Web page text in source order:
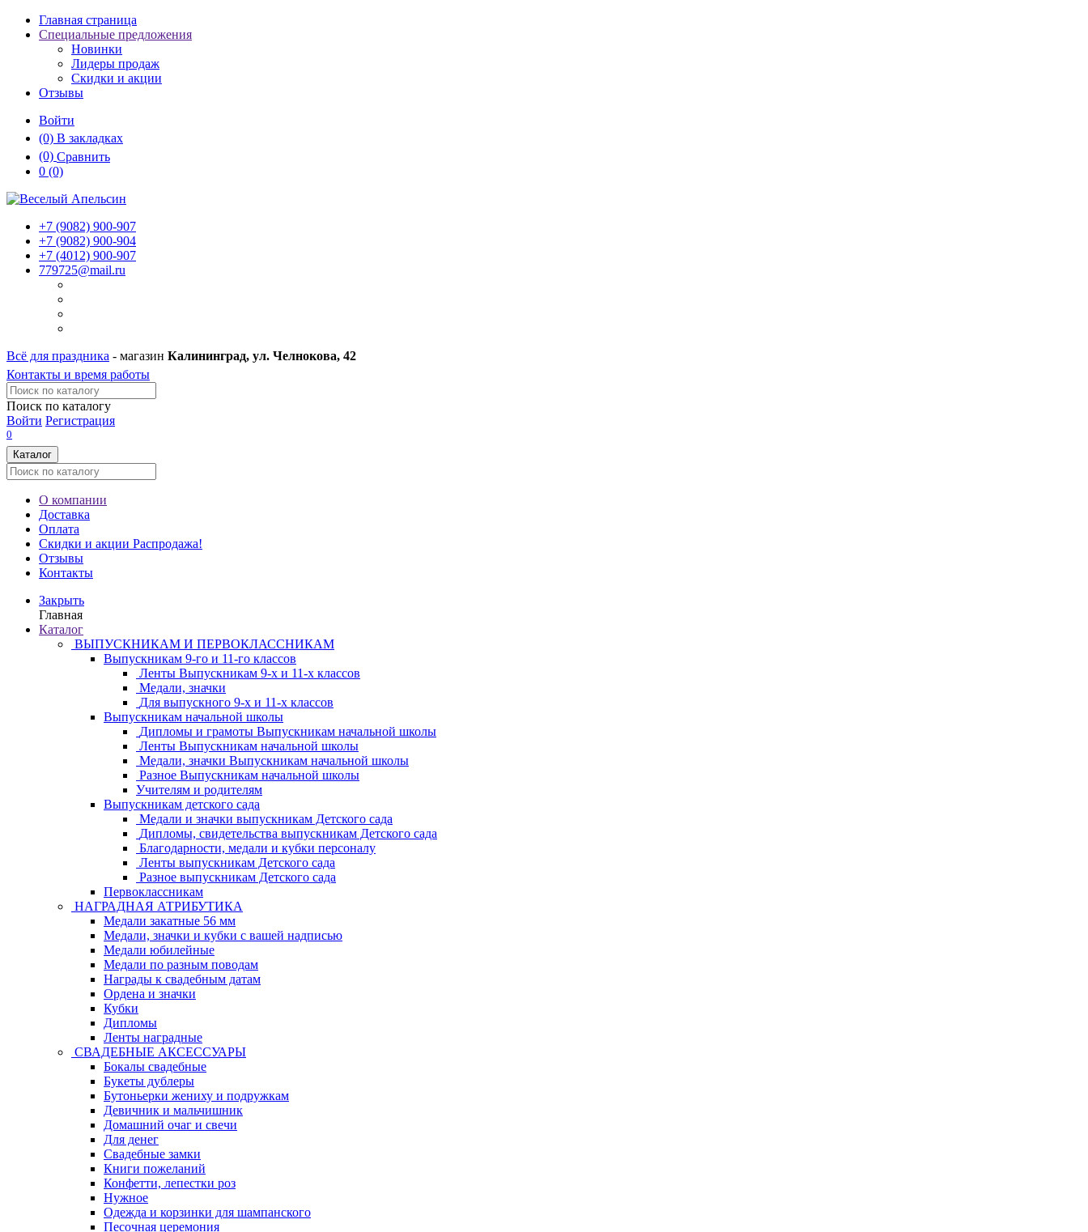
Главная страница
Специальные предложения
Новинки
Лидеры продаж
Скидки и акции
Отзывы
Войти
(0) В закладках
(0) Сравнить
0 (0)
+7 (9082) 900-907
+7 (9082) 900-904
+7 (4012) 900-907
779725@mail.ru
Всё для праздника - магазин Калининград, ул. Челнокова, 42
Контакты и время работы
Поиск по каталогу
Войти Регистрация
0
Каталог
О компании
Доставка
Оплата
Скидки и акции Распродажа!
Отзывы
Контакты
Закрыть
Главная
Каталог
ВЫПУСКНИКАМ И ПЕРВОКЛАССНИКАМ
Выпускникам 9-го и 11-го классов
Ленты Выпускникам 9-х и 11-х классов
Медали, значки
Для выпускного 9-х и 11-х классов
Выпускникам начальной школы
Дипломы и грамоты Выпускникам начальной школы
Ленты Выпускникам начальной школы
Медали, значки Выпускникам начальной школы
Разное Выпускникам начальной школы
Учителям и родителям
Выпускникам детского сада
Медали и значки выпускникам Детского сада
Дипломы, свидетельства выпускникам Детского сада
Благодарности, медали и кубки персоналу
Ленты выпускникам Детского сада
Разное выпускникам Детского сада
Первоклассникам
НАГРАДНАЯ АТРИБУТИКА
Медали закатные 56 мм
Медали, значки и кубки с вашей надписью
Медали юбилейные
Медали по разным поводам
Награды к свадебным датам
Ордена и значки
Кубки
Дипломы
Ленты наградные
СВАДЕБНЫЕ АКСЕССУАРЫ
Бокалы свадебные
Букеты дублеры
Бутоньерки жениху и подружкам
Девичник и мальчишник
Домашний очаг и свечи
Для денег
Свадебные замки
Книги пожеланий
Конфетти, лепестки роз
Нужное
Одежда и корзинки для шампанского
Песочная церемония